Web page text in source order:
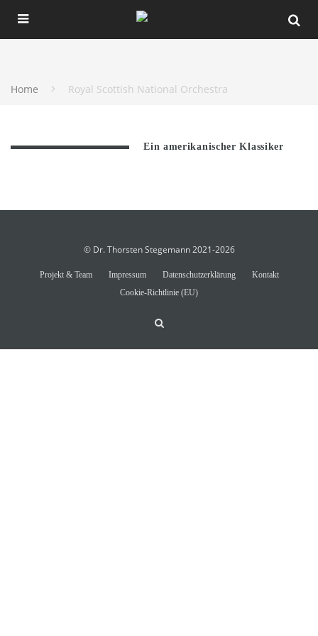
Home Royal Scottish National Orchestra
Ein amerikanischer Klassiker
© Dr. Thorsten Stegemann 2021-2026
Projekt & Team Impressum Datenschutzerklärung
Kontakt
Cookie-Richtlinie (EU)